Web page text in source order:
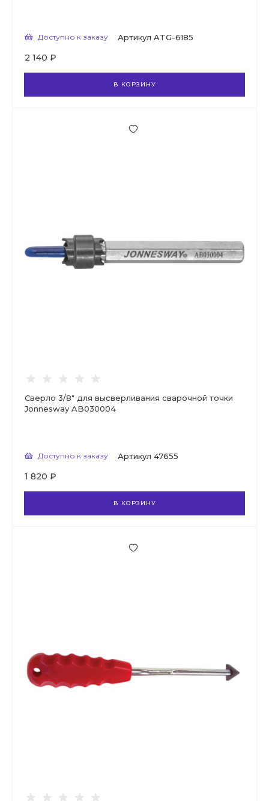
Доступно к заказу Артикул ATG-6185
2 140 ₽
В КОРЗИНУ
Сверло 3/8" для высверливания сварочной точки
Jonnesway AB030004
Доступно к заказу Артикул 47655
1 820 ₽
В КОРЗИНУ